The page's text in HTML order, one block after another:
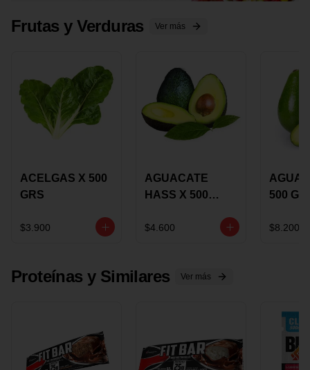
Frutas y Verduras Ver más
ACELGAS X 500
GRS
$3.900
AGUACATE
HASS X 500
$4.600
500
$8.200
Proteínas y Similares Ver más